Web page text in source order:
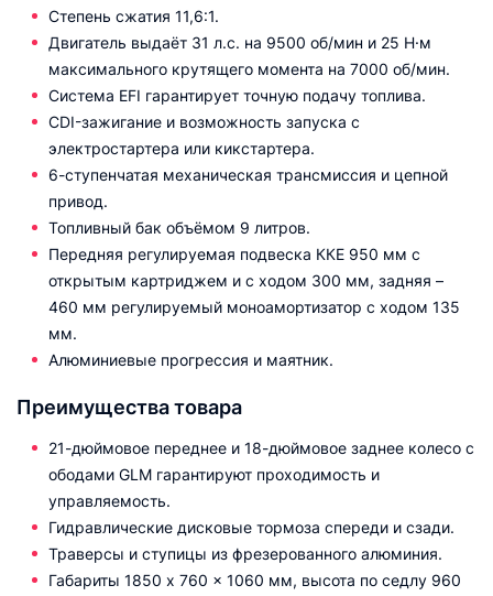
Степень сжатия 11,6:1.
Двигатель выдаёт 31 л.с. на 9500 об/мин и 25 Н·м
максимального крутящего момента на 7000 об/мин.
Система EFI гарантирует точную подачу топлива.
CDI-зажигание и возможность запуска с
электростартера или кикстартера.
6-ступенчатая механическая трансмиссия и цепной
привод.
Топливный бак объёмом 9 литров.
Передняя регулируемая подвеска ККЕ 950 мм с
открытым картриджем и с ходом 300 мм, задняя –
460 мм регулируемый моноамортизатор с ходом 135
мм.
Алюминиевые прогрессия и маятник.
Преимущества товара
21-дюймовое переднее и 18-дюймовое заднее колесо с
ободами GLM гарантируют проходимость и
управляемость.
Гидравлические дисковые тормоза спереди и сзади.
Траверсы и ступицы из фрезерованного алюминия.
Габариты 1850 x 760 x 1060 мм, высота по седлу 960